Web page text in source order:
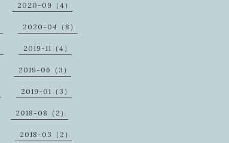
2020-09（4）
2020-04（8）
2019-11（4）
2019-06（3）
2019-01（3）
2018-08（2）
2018-03（2）